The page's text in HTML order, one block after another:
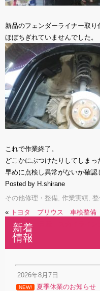
新品のフェンダーライナー取り
ほぼちぎれていませんでした。
これで作業終了。
どこかにぶつけたりしてしまっ
早めに点検し異常がないか確認
Posted by H.shirane
その他修理・整備, 作業実績,
« トヨタ プリウス 車検整備
新着
情報
2026年8月7日
NEW! 夏季休業のお知らせ